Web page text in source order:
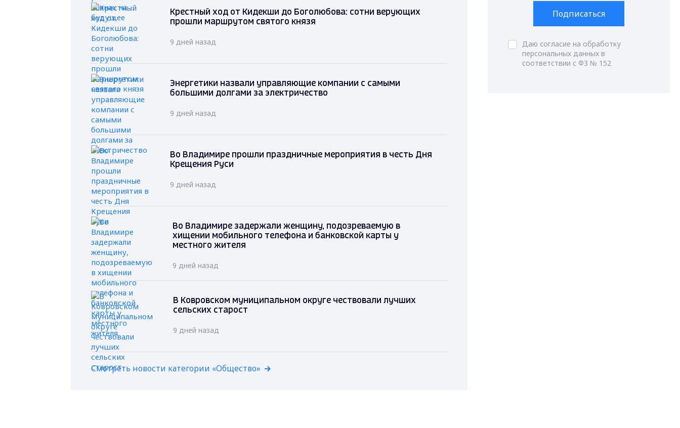
Крестный ход от Кидекши до Боголюбова: сотни верующих
прошли маршрутом святого князя
9 дней назад
Энергетики назвали управляющие компании с самыми
большими долгами за электричество
9 дней назад
Во Владимире прошли праздничные мероприятия в честь Дня
Крещения Руси
9 дней назад
Во Владимире задержали женщину, подозреваемую в
хищении мобильного телефона и банковской карты у
местного жителя
9 дней назад
В Ковровском муниципальном округе чествовали лучших
сельских старост
9 дней назад
Смотреть новости категории «Общество»
Подписаться
Даю согласие на обработку
персональных данных в
соответствии с ФЗ № 152